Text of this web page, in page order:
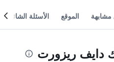
مشابهة الموقع الأسئلة الشائعة
دايف ريزورت